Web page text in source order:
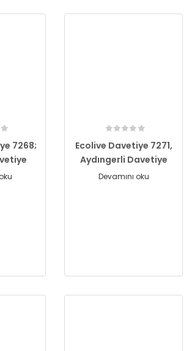
7268;
Ecolive Davetiye 7271,
Aydıngerli Davetiye
Devamını oku